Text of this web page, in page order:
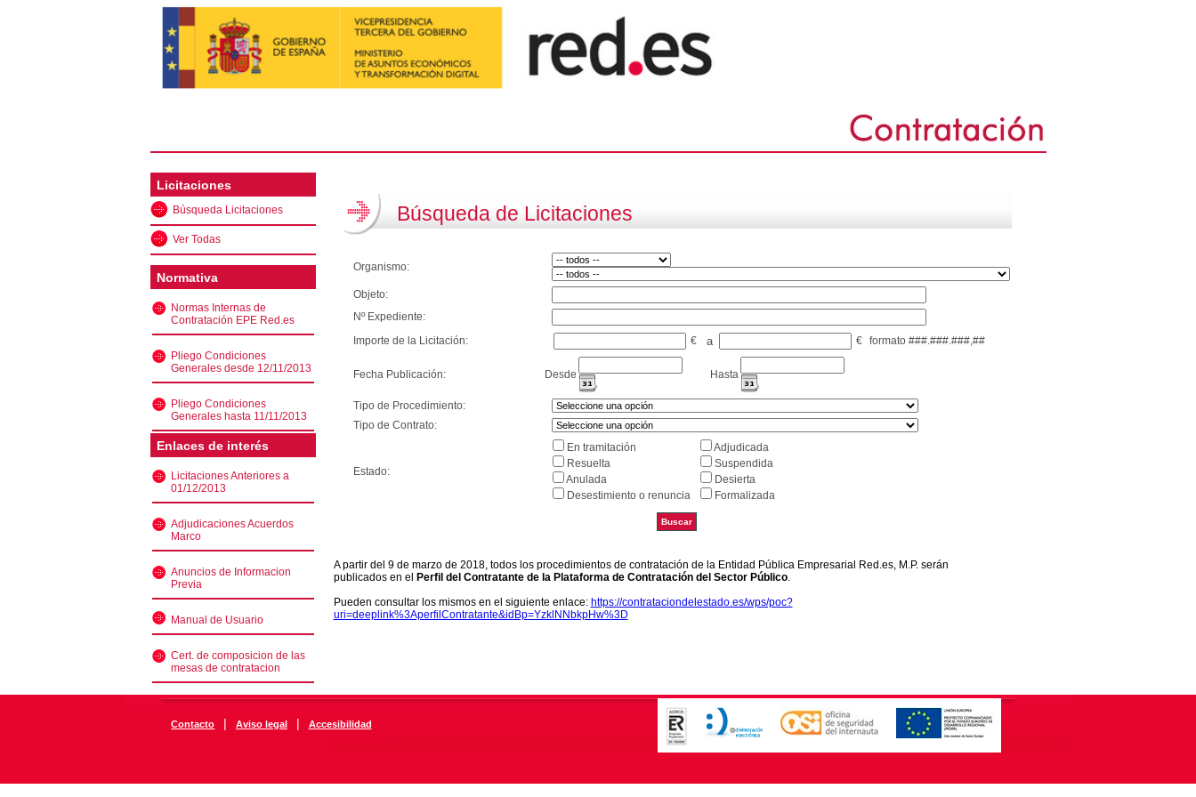
Licitaciones
Búsqueda Licitaciones
Ver Todas
Normativa
Normas Internas de
Contratación EPE Red.es
Pliego Condiciones
Generales desde 12/11/2013
Pliego Condiciones
Generales hasta 11/11/2013
Enlaces de interés
Licitaciones Anteriores a
01/12/2013
Adjudicaciones Acuerdos
Marco
Anuncios de Informacion
Previa
Manual de Usuario
Cert. de composicion de las
mesas de contratacion
Búsqueda de Licitaciones
Organismo:
Objeto:
Nº Expediente:
Importe de la Licitación:
€ a € formato ###.###.###,##
Fecha Publicación: Desde Hasta
Tipo de Procedimiento:
Tipo de Contrato:
Estado:
En tramitación
Adjudicada
Resuelta
Suspendida
Anulada
Desierta
Desestimiento o renuncia
Formalizada
A partir del 9 de marzo de 2018, todos los procedimientos de contratación de la Entidad Pública Empresarial Red.es, M.P. serán
publicados en el
Perfil del Contratante de la Plataforma de Contratación del Sector Público.
Pueden consultar los mismos en el siguiente enlace: https://contrataciondelestado.es/wps/poc?
uri=deeplink%3AperfilContratante&idBp=YzklNNbkpHw%3D
Contacto | Aviso legal | Accesibilidad